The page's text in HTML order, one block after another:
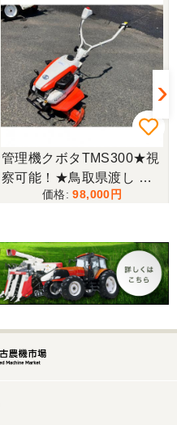
管理機クボタTMS300★視
察可能！★鳥取県渡し ク
ボタ 管理機 TMS300 ガソ
渡し【P11485817】
98,000